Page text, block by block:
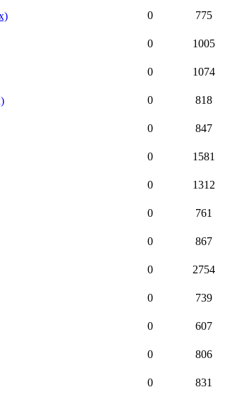
0 775
0 1005
0 1074
0 818
0 847
0 1581
0 1312
0 761
0 867
0 2754
0 739
0 607
0 806
0 831